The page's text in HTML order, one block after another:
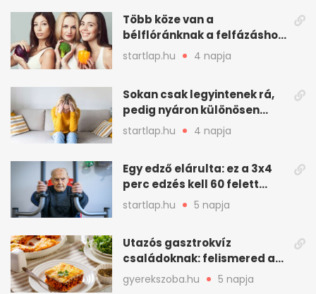
Több köze van a
bélflóránknak a felfázáshoz,
mint hinnénk – Így védhetjük
nyáron a húgyutakat (x)
startlap.hu 4 napja
Sokan csak legyintenek rá,
pedig nyáron különösen
gyakran jelentkezik ez a
kellemetlen betegség
startlap.hu 4 napja
Egy edző elárulta: ez a 3x4
perc edzés kell 60 felett
mindenkinek
startlap.hu 5 napja
Utazós gasztrokvíz
családoknak: felismered az
asadót és társait?
gyerekszoba.hu 5 napja